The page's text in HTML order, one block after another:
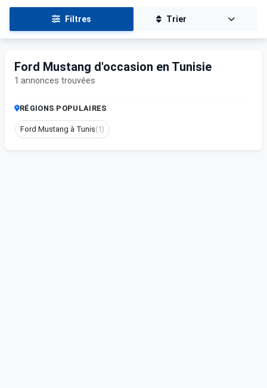
Filtres Trier
Ford Mustang d'occasion en Tunisie
1 annonces trouvées
RÉGIONS POPULAIRES
Ford Mustang à Tunis(1)